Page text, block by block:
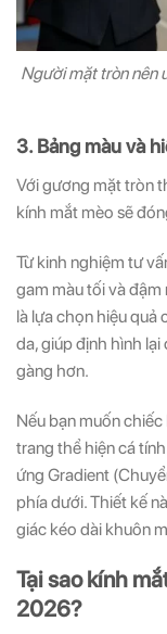
Người mặt tròn nên
3. Bảng màu và
Với gương mặt tròn
kính mắt mèo sẽ
Từ kinh nghiệm tư
gam màu tối và
là lựa chọn hiệu quả
da, giúp định hình
gàng hơn.
Nếu bạn muốn
trang thể hiện cá
ứng Gradient
phía dưới. Thiết kế
giác kéo dài khuôn
Tại sao kính
2026?